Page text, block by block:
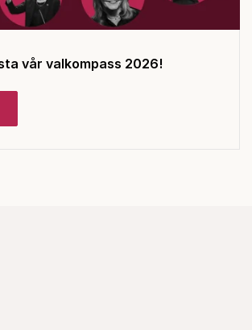
vår valkompass 2026!